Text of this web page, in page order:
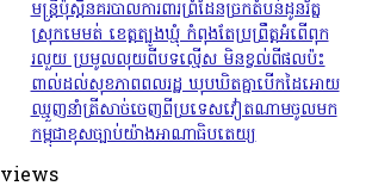
មន្ត្រីប៉ុស្តិ៍នគរបាលការពារព្រំដែនច្រកតំបន់ដូនរ័ត្ន
ស្រុកមេមត់ ខេត្តត្បូងឃ្មុំ កំពុងតែប្រព្រឹត្តអំពើពុក
រលួយ ប្រមូលលុយពីបទល្មើស មិនខ្វល់ពីផលប៉ះ
ពាល់ដល់សុខភាពពលរដ្ឋ ឃុបឃិតគ្នាបើកដៃអោយ
ឈ្មួញនាំត្រីសាច់ចេញពីប្រទេសវៀតណាមចូលមក
កម្ពុជាខុសច្បាប់យ៉ាងអាណាធិបតេយ្យ
views